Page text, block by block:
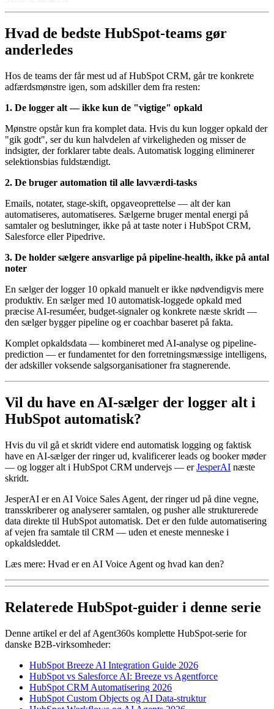
Hvad de bedste HubSpot-teams gør
anderledes
Hos de teams der får mest ud af HubSpot CRM, går tre konkrete
adfærdsmønstre igen, som adskiller dem fra resten:
1. De logger alt — ikke kun de "vigtige" opkald
Mønstre opstår kun fra komplet data. Hvis du kun logger opkald der
"gik godt", ser du kun halvdelen af virkeligheden og misser de
indsigter, der forklarer tabte deals. Automatisk logging eliminerer
selektionsbias fuldstændigt.
2. De bruger automation til alle lavværdi-tasks
Emails, notater, stage-skift, opgaveoprettelse — alt der kan
automatiseres, automatiseres. Sælgerne bruger mental energi på
samtaler og beslutninger, ikke på at taste noter i HubSpot CRM,
Salesforce eller Pipedrive.
3. De holder sælgere ansvarlige på pipeline-health, ikke på antal
noter
En sælger der logger 10 opkald manuelt er ikke nødvendigvis mere
produktiv. En sælger med 10 automatisk-loggede opkald med
præcise AI-resuméer, budget-signaler og konkrete næste skridt —
den sælger bygger pipeline og er coachbar baseret på fakta.
Komplet opkaldsdata — kombineret med AI-analyse og pipeline-
prediction — er fundamentet for den forretningsmæssige intelligens,
der adskiller voksende salgsorganisationer fra stagnerende.
Vil du have en AI-sælger der logger alt i
HubSpot automatisk?
Hvis du vil gå et skridt videre end automatisk logging og faktisk
have en AI-sælger der ringer ud, kvalificerer leads og booker møder
— og logger alt i HubSpot CRM undervejs — erJesperAI næste
skridt.
JesperAI er en AI Voice Sales Agent, der ringer ud på dine vegne,
transskriberer og analyserer samtalen, og pusher alle strukturerede
data direkte til HubSpot automatisk. Det er den fulde automatisering
af vejen fra samtale til CRM — uden et eneste menneske i
opkaldsleddet.
Læs mere: Hvad er en AI Voice Agent og hvad kan den?
Relaterede HubSpot-guider i denne serie
Denne artikel er del af Agent360s komplette HubSpot-serie for
danske B2B-virksomheder:
HubSpot Breeze AI Integration Guide 2026
HubSpot vs Salesforce AI: Breeze vs Agentforce
HubSpot CRM Automatisering 2026
HubSpot Custom Objects og AI Data-struktur